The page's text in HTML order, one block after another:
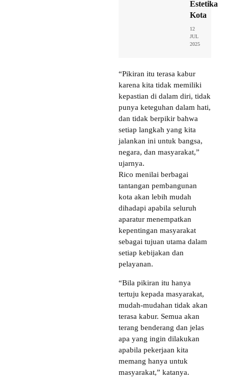
Estetika
Kota
12
JUL
2025
“Pikiran itu terasa kabur
karena kita tidak memiliki
kepastian di dalam diri, tidak
punya keteguhan dalam hati,
dan tidak berpikir bahwa
setiap langkah yang kita
jalankan ini untuk bangsa,
negara, dan masyarakat,”
ujarnya.
Rico menilai berbagai
tantangan pembangunan
kota akan lebih mudah
dihadapi apabila seluruh
aparatur menempatkan
kepentingan masyarakat
sebagai tujuan utama dalam
setiap kebijakan dan
pelayanan.
“Bila pikiran itu hanya
tertuju kepada masyarakat,
mudah-mudahan tidak akan
terasa kabur. Semua akan
terang benderang dan jelas
apa yang ingin dilakukan
apabila pekerjaan kita
memang hanya untuk
masyarakat,” katanya.